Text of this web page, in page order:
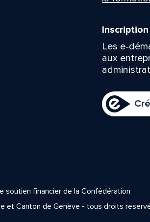
Les e-
aux
soutien financier de la Confédération
et Canton de Genève - tous droits